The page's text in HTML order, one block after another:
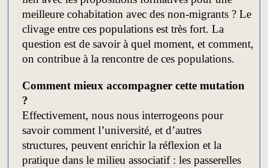
meilleure cohabitation avec des non-migrants ? Le
clivage entre ces populations est très fort. La
question est de savoir à quel moment, et comment,
on contribue à la rencontre de ces populations.
Comment mieux accompagner cette mutation
?
Effectivement, nous nous interrogeons pour
savoir comment l’université, et d’autres
structures, peuvent enrichir la réflexion et la
pratique dans le milieu associatif : les passerelles